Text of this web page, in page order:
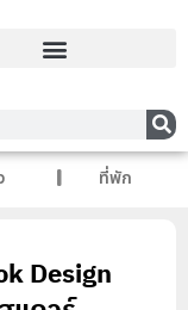
ที่พัก
Design